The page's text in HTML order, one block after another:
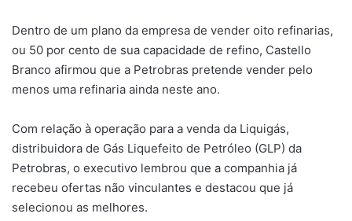
Dentro de um plano da empresa de vender oito refinarias,
ou 50 por cento de sua capacidade de refino, Castello
Branco afirmou que a Petrobras pretende vender pelo
menos uma refinaria ainda neste ano.
Com relação à operação para a venda da Liquigás,
distribuidora de Gás Liquefeito de Petróleo (GLP) da
Petrobras, o executivo lembrou que a companhia já
recebeu ofertas não vinculantes e destacou que já
selecionou as melhores.